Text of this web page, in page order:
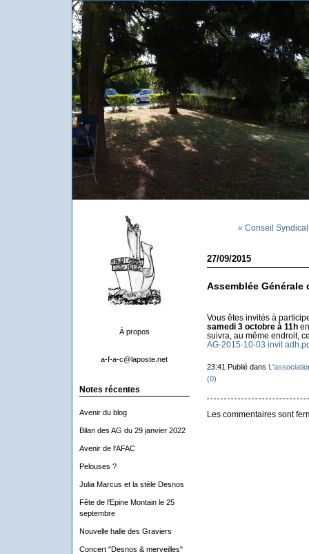
À propos
a-f-a-c@laposte.net
Notes récentes
Avenir du blog
Bilan des AG du 29 janvier 2022
Avenir de l'AFAC
Pelouses ?
Julia Marcus et la stèle Desnos
Fête de l'Epine Montain le 25
septembre
Nouvelle halle des Graviers
Concert "Desnos & merveilles"
« Conseil
27/09/2015
Assemblée Générale
Vous êtes invités à
samedi 3 octobre à 11hen
suivra, au même endroit,
AG-2015-10-03 invit
23:41 Publié dans
(0)
Les commentaires sont